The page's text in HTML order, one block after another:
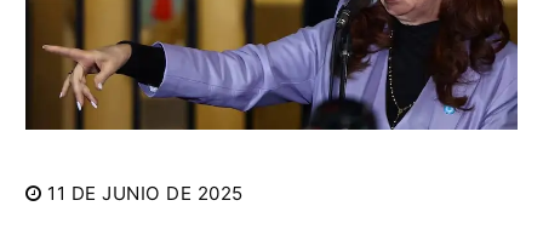
11 DE JUNIO DE 2025